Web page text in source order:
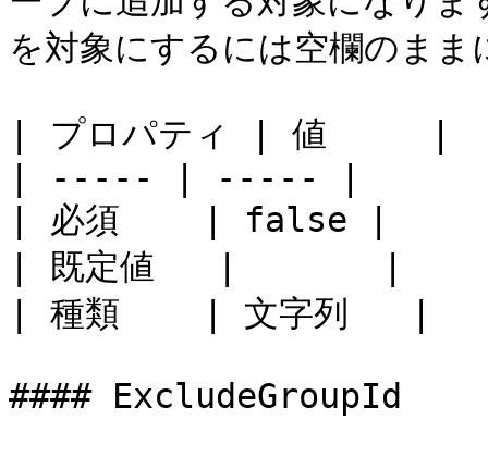
を対象にするには空欄のまま
| プロパティ | 値     |
| ----- | ----- |
| 必須    | false |
| 既定値   |       |
| 種類    | 文字列   |
#### ExcludeGroupId